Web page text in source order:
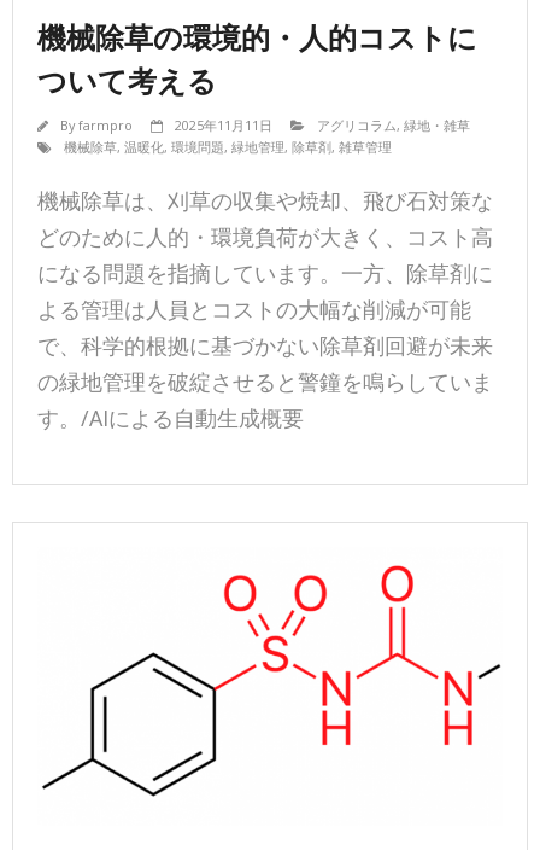
機械除草の環境的・人的コストに
ついて考える
Byfarmpro 2025年11月11日 アグリコラム, 緑地・雑草
機械除草, 温暖化, 環境問題, 緑地管理, 除草剤, 雑草管理
機械除草は、刈草の収集や焼却、飛び石対策な
どのために人的・環境負荷が大きく、コスト高
になる問題を指摘しています。一方、除草剤に
よる管理は人員とコストの大幅な削減が可能
で、科学的根拠に基づかない除草剤回避が未来
の緑地管理を破綻させると警鐘を鳴らしていま
す。/AIによる自動生成概要